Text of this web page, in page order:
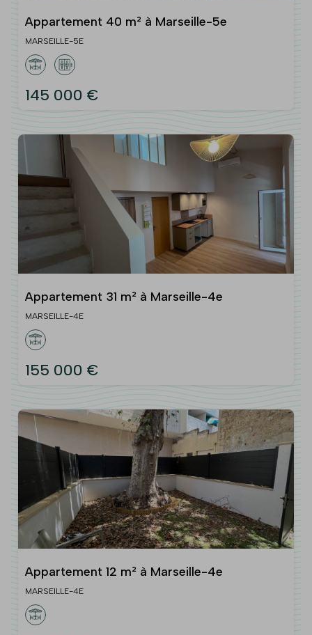
Appartement 40 m² à Marseille-5e
MARSEILLE-5E
145 000 €
Appartement 31 m² à Marseille-4e
MARSEILLE-4E
155 000 €
Appartement 12 m² à Marseille-4e
MARSEILLE-4E